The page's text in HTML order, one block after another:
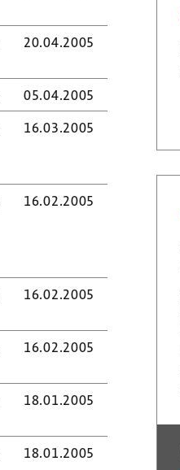
20.04.2005
05.04.2005
16.03.2005
16.02.2005
16.02.2005
16.02.2005
18.01.2005
18.01.2005